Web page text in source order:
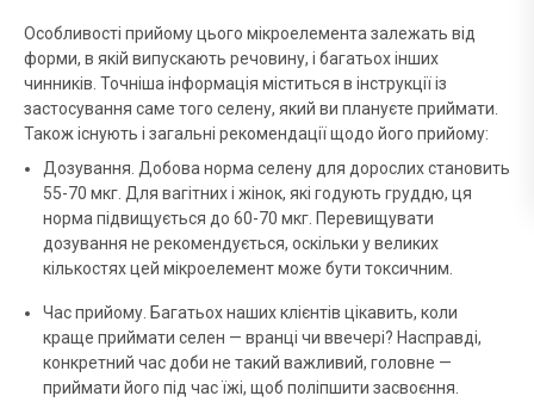
Особливості прийому цього мікроелемента залежать від
форми, в якій випускають речовину, і багатьох інших
чинників. Точніша інформація міститься в інструкції із
застосування саме того селену, який ви плануєте приймати.
Також існують і загальні рекомендації щодо його прийому:
Дозування. Добова норма селену для дорослих становить
55-70 мкг. Для вагітних і жінок, які годують груддю, ця
норма підвищується до 60-70 мкг. Перевищувати
дозування не рекомендується, оскільки у великих
кількостях цей мікроелемент може бути токсичним.
Час прийому. Багатьох наших клієнтів цікавить, коли
краще приймати селен — вранці чи ввечері? Насправді,
конкретний час доби не такий важливий, головне —
приймати його під час їжі, щоб поліпшити засвоєння.